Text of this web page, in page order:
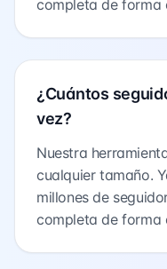
completa de forma
¿Cuántos
vez?
Nuestra
cualquier tamaño.
millones de
completa de forma